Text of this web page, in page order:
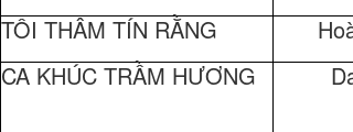
TÔI THÂM TÍN RẰNG
CA KHÚC TRẦM HƯƠNG